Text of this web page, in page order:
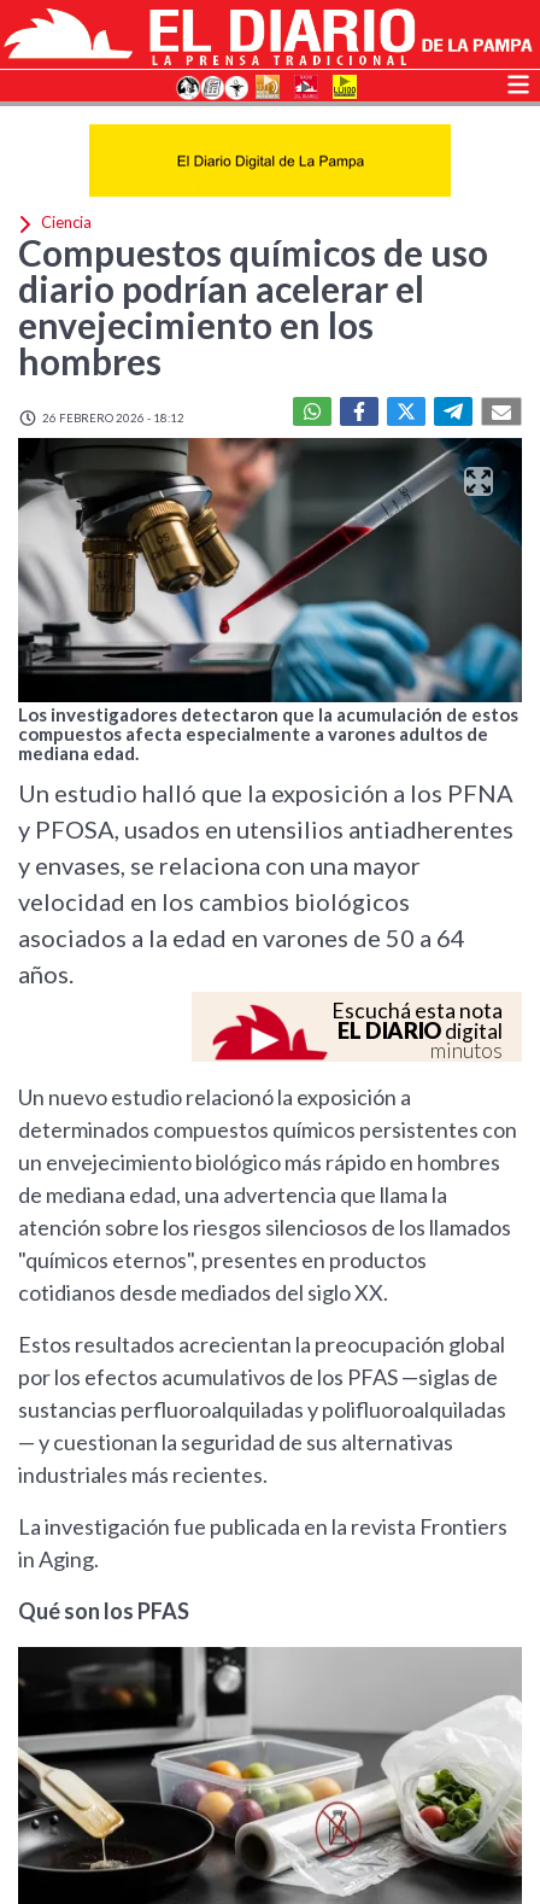
Ciencia
Compuestos químicos de uso
diario podrían acelerar el
envejecimiento en los
hombres
26 FEBRERO 2026 - 18:12
Los investigadores detectaron que la acumulación de estos
compuestos afecta especialmente a varones adultos de
mediana edad.
Un estudio halló que la exposición a los PFNA
y PFOSA, usados en utensilios antiadherentes
y envases, se relaciona con una mayor
velocidad en los cambios biológicos
asociados a la edad en varones de 50 a 64
años.
Escuchá esta nota
EL DIARIOdigital
minutos
Un nuevo estudio relacionó la exposición a
determinados compuestos químicos persistentes con
un envejecimiento biológico más rápido en hombres
de mediana edad, una advertencia que llama la
atención sobre los riesgos silenciosos de los llamados
"químicos eternos", presentes en productos
cotidianos desde mediados del siglo XX.
Estos resultados acrecientan la preocupación global
por los efectos acumulativos de los PFAS —siglas de
sustancias perfluoroalquiladas y polifluoroalquiladas
— y cuestionan la seguridad de sus alternativas
industriales más recientes.
La investigación fue publicada en la revista Frontiers
in Aging.
Qué son los PFAS